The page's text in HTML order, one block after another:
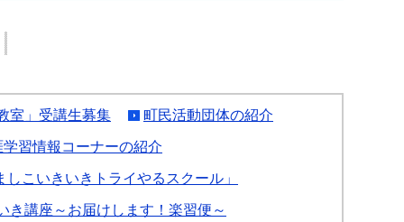
室」受講生募集 町民活動団体の紹介
習情報コーナーの紹介
しこいきいきトライやるスクール」
き講座～お届けします！楽習便～